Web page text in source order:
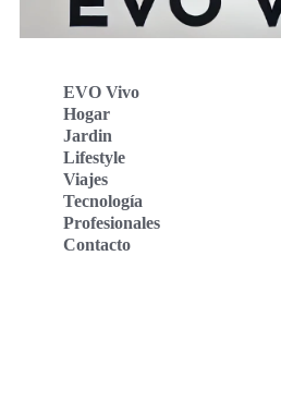
EVO Vivo
Hogar
Jardin
Lifestyle
Viajes
Tecnología
Profesionales
Contacto